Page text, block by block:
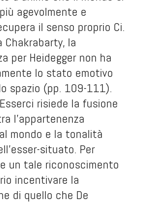
agevolmente e
il senso proprio Ci.
Chakrabarty, la
per Heidegger non ha
lo stato emotivo
spazio (pp. 109-111).
risiede la fusione
l’appartenenza
mondo e la tonalità
situato. Per
un tale riconoscimento
incentivare la
di quello che De